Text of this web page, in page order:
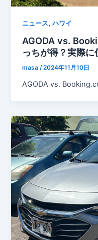
ニュース,ハワイ
AGODA vs.
っちが得？実際
masa/2024年11月10日
AGODA vs.